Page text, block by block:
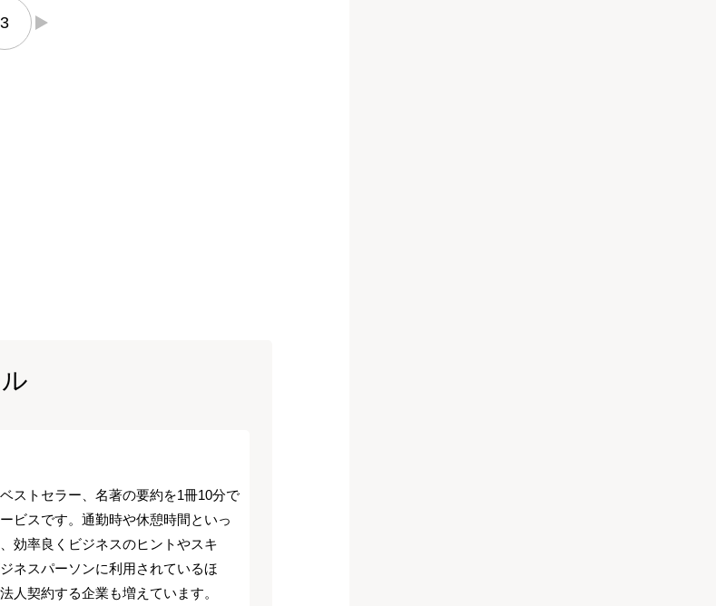
3 →
ストセラー、名著の要約を1冊10分で
ビスです。通勤時や休憩時間といっ
効率良くビジネスのヒントやスキ
ネスパーソンに利用されているほ
人契約する企業も増えています。